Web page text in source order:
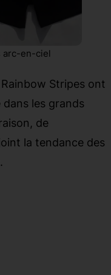
arc-en-ciel
Stripes ont
les grands
de
la tendance des